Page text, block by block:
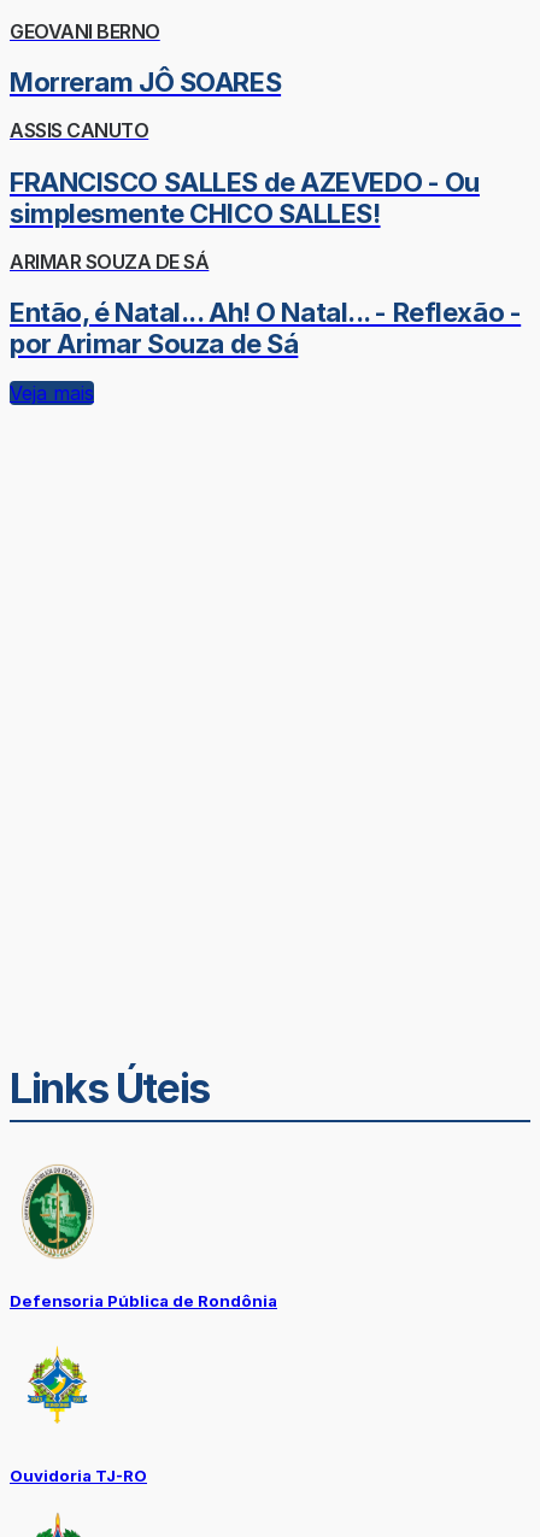
GEOVANI BERNO
Morreram JÔ SOARES
ASSIS CANUTO
FRANCISCO SALLES de AZEVEDO - Ou
simplesmente CHICO SALLES!
ARIMAR SOUZA DE SÁ
Então, é Natal... Ah! O Natal... - Reflexão -
por Arimar Souza de Sá
Veja mais
Links Úteis
Defensoria Pública de Rondônia
Ouvidoria TJ-RO